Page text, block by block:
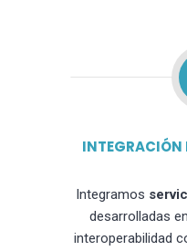
INTEGRACIÓN
Integramos
desarrolladas en
interoperabilidad